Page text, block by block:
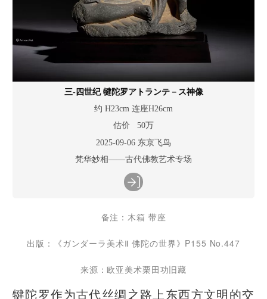
三-四世纪 犍陀罗アトランテ－ス神像
约 H23cm 连座H26cm
估价 50万
2025-09-06 东京飞鸟
梵华妙相——古代佛教艺术专场
备注：木箱 带座
出版：《ガンダーラ美术Ⅱ 佛陀の世界》P155 No.447
来源：欧亚美术栗田功旧藏
犍陀罗作为古代丝绸之路上东西方文明的交